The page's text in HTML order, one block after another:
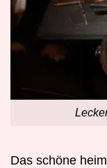
Das schöne